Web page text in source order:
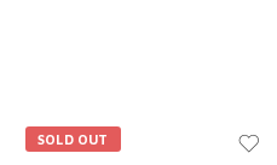
SOLD OUT